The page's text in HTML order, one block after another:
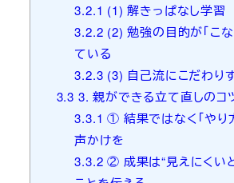
3.2.1 (1) 解きっぱなし学習
3.2.2 (2) 勉強の目的が「こな
ている
3.2.3 (3) 自己流にこだわり
3.3 3. 親ができる立て直しのコ
3.3.1 ① 結果ではなく「やり
声かけを
3.3.2 ② 成果は“見えにくい